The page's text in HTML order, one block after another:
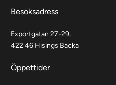
Besöksadress
Exportgatan 27-29,
422 46 Hisings Backa
Öppettider